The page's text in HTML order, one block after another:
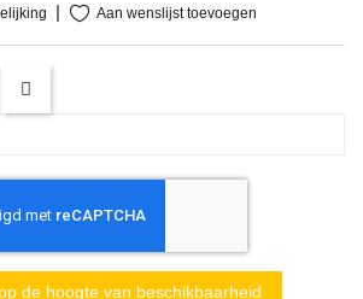
Aan wenslijst toevoegen
de hoogte van beschikbaarheid